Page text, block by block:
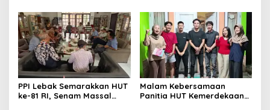
PPI Lebak Semarakkan HUT
ke-81 RI, Senam Massal
Malam Kebersamaan
Panitia HUT Kemerdekaan